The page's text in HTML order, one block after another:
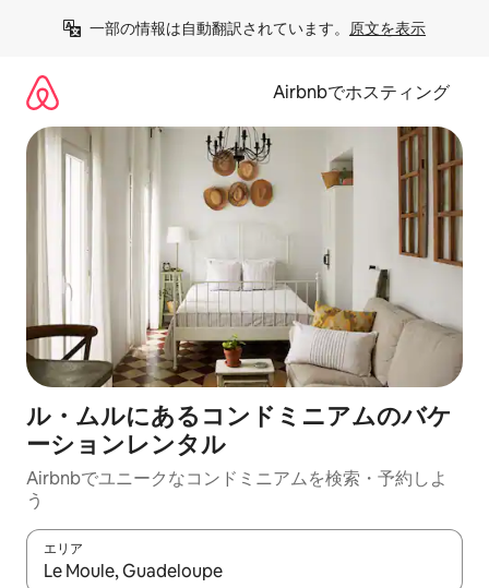
一部の情報は自動翻訳されています。 原文を表示
Airbnbでホスティング
ル・ムルにあるコンドミニアムのバケ
ーションレンタル
Airbnbでユニークなコンドミニアムを検索・予約しよ
う
エリア
検索結果が表示されたら、上下の矢印キーを使って移動するか